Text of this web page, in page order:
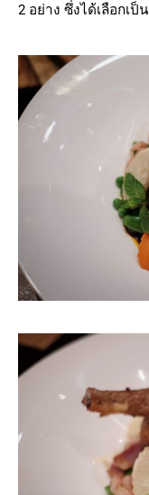
2 อย่าง ซึ่งได้เลือกเป็น